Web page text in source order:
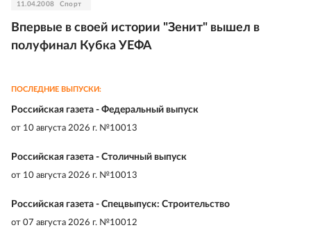
11.04.2008 Спорт
Впервые в своей истории "Зенит" вышел в
полуфинал Кубка УЕФА
ПОСЛЕДНИЕ ВЫПУСКИ:
Российская газета - Федеральный выпуск
от 10 августа 2026 г. №10013
Российская газета - Столичный выпуск
от 10 августа 2026 г. №10013
Российская газета - Спецвыпуск: Строительство
от 07 августа 2026 г. №10012